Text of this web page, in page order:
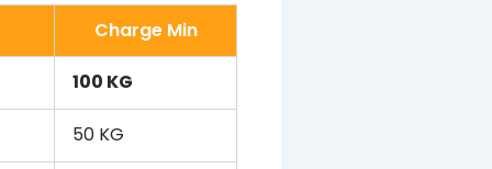
Charge Min
100 KG
50 KG